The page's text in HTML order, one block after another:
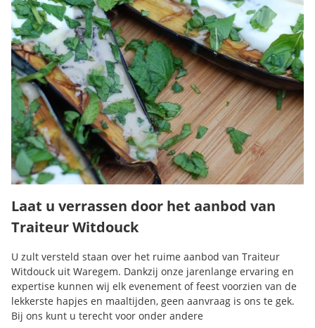
Laat u verrassen door het aanbod van
Traiteur Witdouck
U zult versteld staan over het ruime aanbod van Traiteur
Witdouck uit Waregem. Dankzij onze jarenlange ervaring en
expertise kunnen wij elk evenement of feest voorzien van de
lekkerste hapjes en maaltijden, geen aanvraag is ons te gek.
Bij ons kunt u terecht voor onder andere